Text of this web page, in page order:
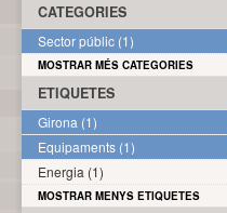
CATEGORIES
Sector públic (1)
MOSTRAR MÉS CATEGORIES
ETIQUETES
Girona (1)
Equipaments (1)
Energia (1)
MOSTRAR MENYS ETIQUETES